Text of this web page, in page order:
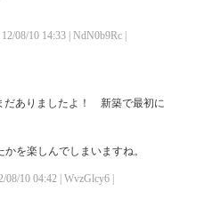
08/10 14:33 | NdN0b9Rc |
だありましたよ！ 新築で最初に
を楽しんでしまいますね。
10 04:42 | WvzGlcy6 |